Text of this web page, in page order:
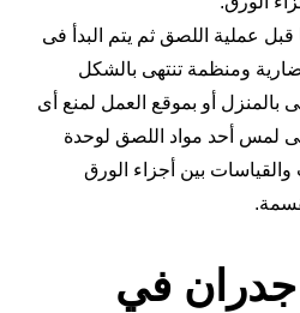
قبل عملية اللصق ثم يتم البدأ فى
ومنظمة تنتهى بالشكل
بالمنزل أو بموقع العمل لمنع أى
لمس أحد مواد اللصق لوحدة
بين أجزاء الورق
في